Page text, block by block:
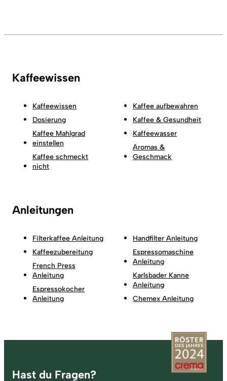
Kaffeewissen
Kaffeewissen
Dosierung
Kaffee Mahlgrad
einstellen
Kaffee schmeckt
nicht
Kaffee aufbewahren
Kaffee & Gesundheit
Kaffeewasser
Aromas &
Geschmack
Anleitungen
Filterkaffee Anleitung
Kaffeezubereitung
French Press
Anleitung
Espressokocher
Anleitung
Handfilter Anleitung
Espressomaschine
Anleitung
Karlsbader Kanne
Anleitung
Chemex Anleitung
Fußzeile
Hast du Fragen?